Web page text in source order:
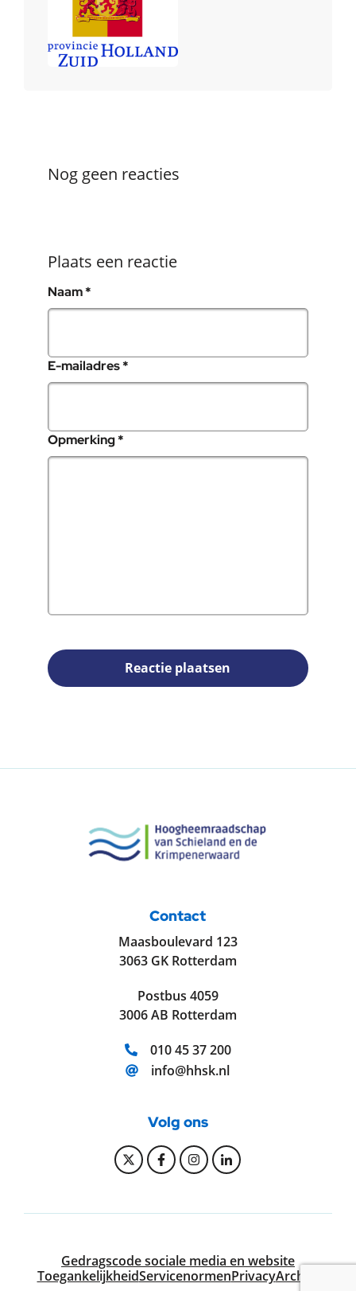
Nog geen reacties
Plaats een reactie
Naam*
E-mailadres*
Opmerking*
Reactie plaatsen
Contact
Maasboulevard 123
3063 GK Rotterdam
Postbus 4059
3006 AB Rotterdam
Telefoonnummer:
010 45 37 200
E-mailadres:
info@hhsk.nl
Volg ons
Bekijk onze Twitter pagina
Bekijk onze Facebook
Bekijk onze Instagram
Bekijk onze
Gedragscode sociale media en website
ToegankelijkheidServicenormenPrivacyArchief